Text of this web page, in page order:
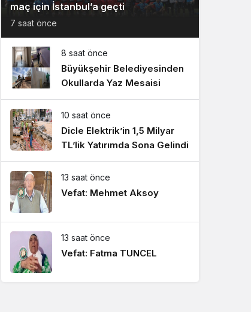
maç için İstanbul’a geçti
7 saat önce
8 saat önce
Büyükşehir Belediyesinden
Okullarda Yaz Mesaisi
10 saat önce
Dicle Elektrik’in 1,5 Milyar
TL’lik Yatırımda Sona Gelindi
13 saat önce
Vefat: Mehmet Aksoy
13 saat önce
Vefat: Fatma TUNCEL